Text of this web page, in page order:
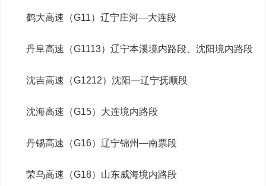
鹤大高速（G11）辽宁庄河—大连段
丹阜高速（G1113）辽宁本溪境内路段、沈阳境内路段
沈吉高速（G1212）沈阳—辽宁抚顺段
沈海高速（G15）大连境内路段
丹锡高速（G16）辽宁锦州—南票段
荣乌高速（G18）山东威海境内路段